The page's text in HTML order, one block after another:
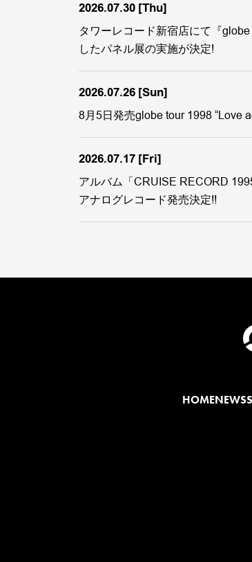
2026.07.30 [Thu]
タワーレコード新宿店にて『
したパネル展の実施が決定!
2026.07.26 [Sun]
8月5日発売globe tour 1998 “Love
2026.07.17 [Fri]
アルバム「CRUISE RECORD
アナログレコード発売決定!!
HOMENEWS